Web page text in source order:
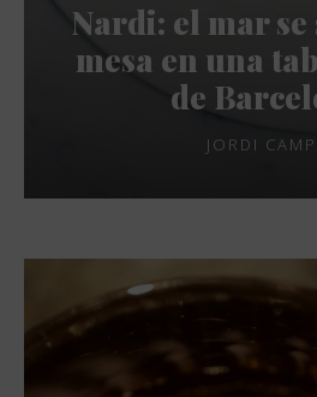
Nardi: el mar se
mesa en una
de
JORDI